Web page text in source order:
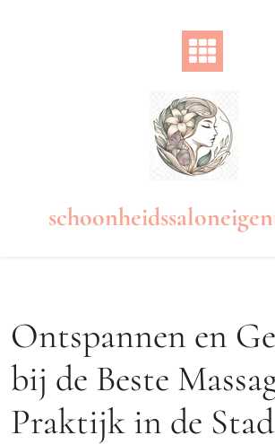
Ontspannen en
bij de Beste
Praktijk in de Stad